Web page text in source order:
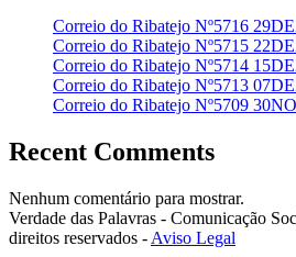
Correio do Ribatejo Nº5716
Correio do Ribatejo Nº5715
Correio do Ribatejo Nº5714
Correio do Ribatejo Nº5713
Correio do Ribatejo Nº5709
Recent Comments
Nenhum comentário para mostrar.
Verdade das Palavras - Comunicação
direitos reservados - Aviso Legal